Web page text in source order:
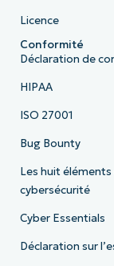
Licence
Conformité
Déclaration de
HIPAA
ISO 27001
Bug Bounty
Les huit
cybersécurité
Cyber Essentials
Déclaration sur